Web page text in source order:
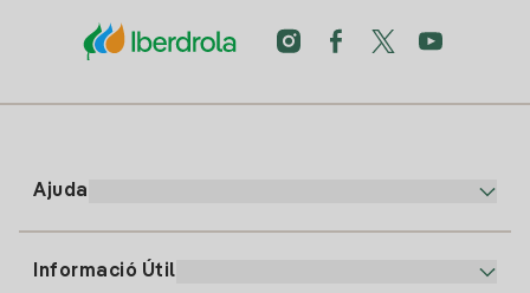
Ajuda
Informació Útil